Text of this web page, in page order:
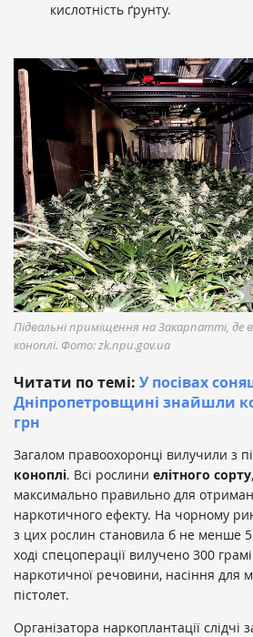
кислотність ґрунту.
Підвальні приміщення на Закарпатті, де
коноплі. Фото: zk.npu.gov.ua
Читати по темі: У посівах
Дніпропетровщині знайшли
грн
Загалом правоохоронці вилучили з
коноплі. Всі рослини елітного сорту
максимально правильно для
наркотичного ефекту. На чорному
з цих рослин становила б не менше
ході спецоперації вилучено 300
наркотичної речовини, насіння для
пістолет.
Організатора наркоплантації слідчі